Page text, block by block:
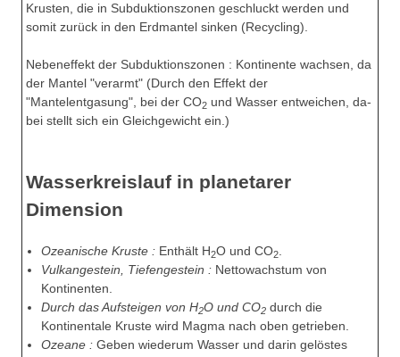
Krusten, die in Subduktionszonen geschluckt werden und
somit zurück in den Erdmantel sinken (Recycling).
Nebeneffekt der Subduktionszonen : Kontinente wachsen, da
der Mantel "verarmt" (Durch den Effekt der
"Mantelentgasung", bei der CO2 und Wasser entweichen, da-
bei stellt sich ein Gleichgewicht ein.)
Wasserkreislauf in planetarer
Dimension
Ozeanische Kruste :Enthält H2O und CO2.
Vulkangestein, Tiefengestein :Nettowachstum von
Kontinenten.
Durch das Aufsteigen von H2O und CO2durch die
Kontinentale Kruste wird Magma nach oben getrieben.
Ozeane :Geben wiederum Wasser und darin gelöstes